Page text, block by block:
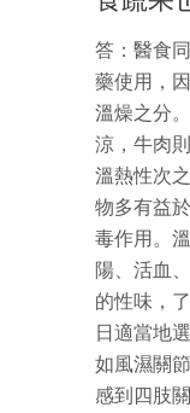
答：醫食
藥使用，
溫燥之分
涼，牛肉
溫熱性次
物多有益
毒作用。
陽、活血
的性味，
日適當地
如風濕關
感到四肢